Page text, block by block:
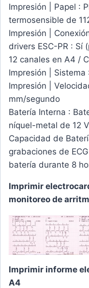
Impresión | Papel :
termosensible de
Impresión |
drivers ESC-PR : Sí
12 canales en A4 /
Impresión |
Impresión |
mm/segundo
Batería Interna :
níquel-metal de 12
Capacidad de
grabaciones de
batería durante 8
Imprimir
monitoreo de
Imprimir informe
A4